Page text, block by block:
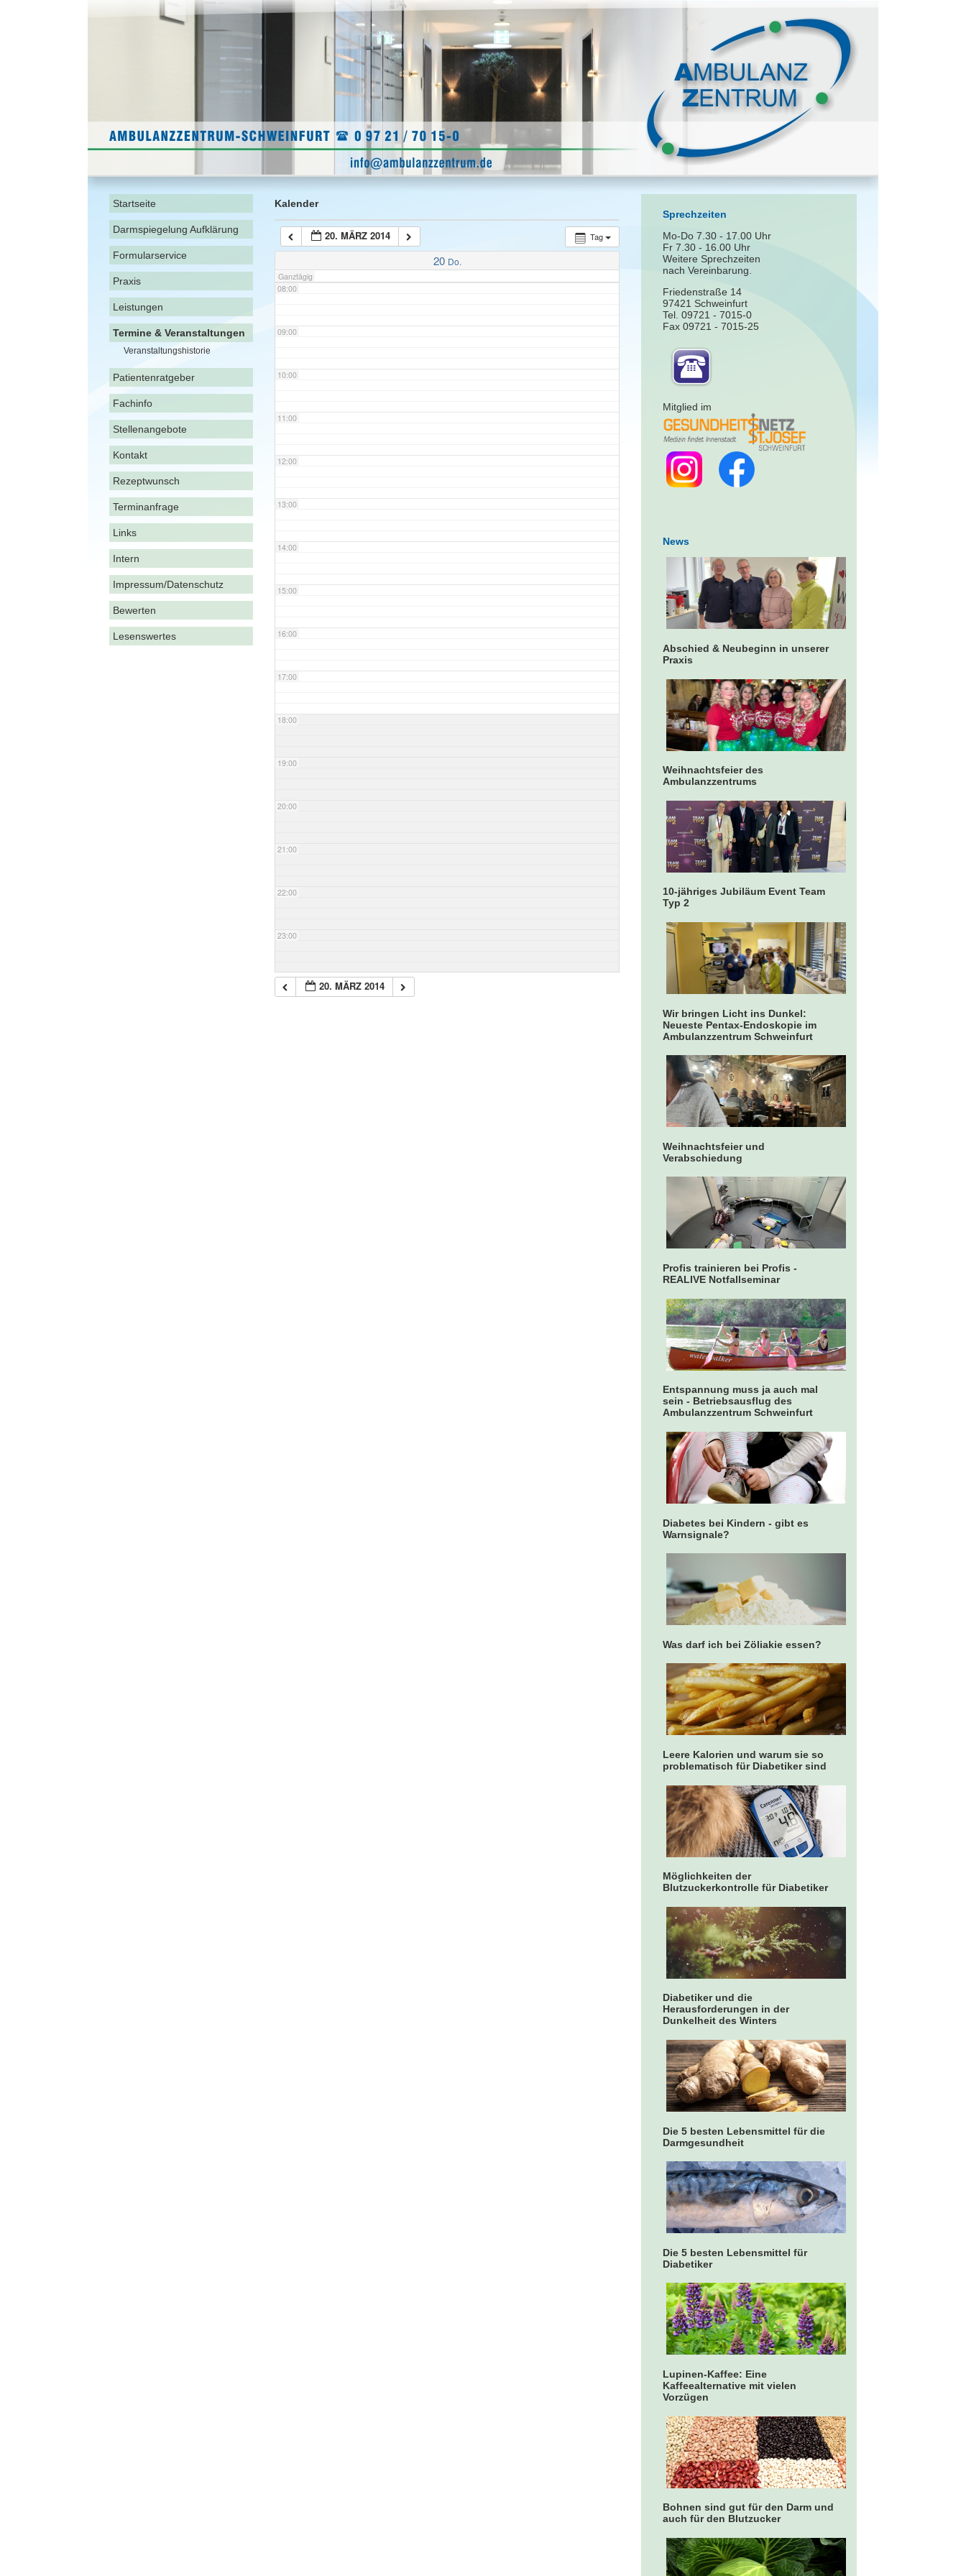
Startseite
Darmspiegelung Aufklärung
Formularservice
Praxis
Leistungen
Termine & Veranstaltungen
Veranstaltungshistorie
Patientenratgeber
Fachinfo
Stellenangebote
Kontakt
Rezeptwunsch
Terminanfrage
Links
Intern
Impressum/Datenschutz
Bewerten
Lesenswertes
Kalender
Tag
20. MÄRZ 2014
20 Do.
Ganztägig
06:00
07:00
08:00
09:00
10:00
11:00
12:00
13:00
14:00
15:00
16:00
17:00
18:00
19:00
20:00
21:00
22:00
23:00
20. MÄRZ 2014
Sprechzeiten
Mo-Do 7.30 - 17.00 Uhr
Fr 7.30 - 16.00 Uhr
Weitere Sprechzeiten
nach Vereinbarung.
Friedenstraße 14
97421 Schweinfurt
Tel. 09721 - 7015-0
Fax 09721 - 7015-25
Mitglied im
News
Abschied & Neubeginn in unserer
Praxis
Weihnachtsfeier des
Ambulanzzentrums
10-jähriges Jubiläum Event Team
Typ 2
Wir bringen Licht ins Dunkel:
Neueste Pentax-Endoskopie im
Ambulanzzentrum Schweinfurt
Weihnachtsfeier und
Verabschiedung
Profis trainieren bei Profis -
REALIVE Notfallseminar
Entspannung muss ja auch mal
sein - Betriebsausflug des
Ambulanzzentrum Schweinfurt
Diabetes bei Kindern - gibt es
Warnsignale?
Was darf ich bei Zöliakie essen?
Leere Kalorien und warum sie so
problematisch für Diabetiker sind
Möglichkeiten der
Blutzuckerkontrolle für Diabetiker
Diabetiker und die
Herausforderungen in der
Dunkelheit des Winters
Die 5 besten Lebensmittel für die
Darmgesundheit
Die 5 besten Lebensmittel für
Diabetiker
Lupinen-Kaffee: Eine
Kaffeealternative mit vielen
Vorzügen
Bohnen sind gut für den Darm und
auch für den Blutzucker